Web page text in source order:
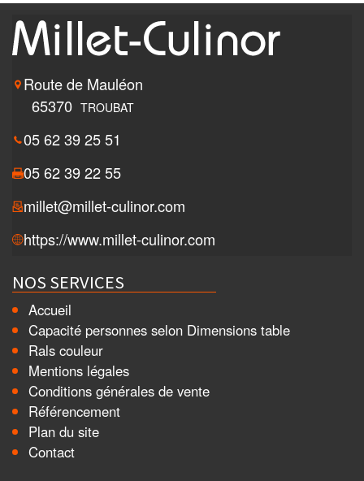
Route de Mauléon
65370 TROUBAT
05 62 39 25 51
05 62 39 22 55
millet@millet-culinor.com
https://www.millet-culinor.com
NOS SERVICES
Accueil
Capacité personnes selon Dimensions table
Rals couleur
Mentions légales
Conditions générales de vente
Référencement
Plan du site
Contact